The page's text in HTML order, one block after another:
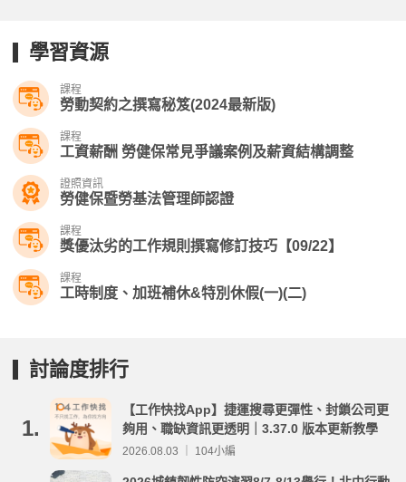
學習資源
課程
勞動契約之撰寫秘笈(2024最新版)
課程
工資薪酬 勞健保常見爭議案例及薪資結構調整
證照資訊
勞健保暨勞基法管理師認證
課程
獎優汰劣的工作規則撰寫修訂技巧【09/22】
課程
工時制度、加班補休&特別休假(一)(二)
討論度排行
1.
【工作快找App】捷運搜尋更彈性、封鎖公司更
夠用、職缺資訊更透明｜3.37.0 版本更新教學
2026.08.03 ｜ 104小編